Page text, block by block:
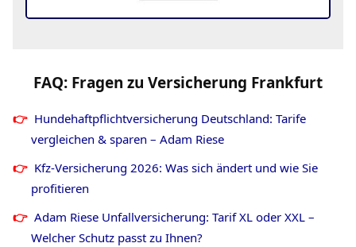
FAQ: Fragen zu Versicherung Frankfurt
Hundehaftpflichtversicherung Deutschland: Tarife
vergleichen & sparen – Adam Riese
Kfz-Versicherung 2026: Was sich ändert und wie Sie
profitieren
Adam Riese Unfallversicherung: Tarif XL oder XXL –
Welcher Schutz passt zu Ihnen?